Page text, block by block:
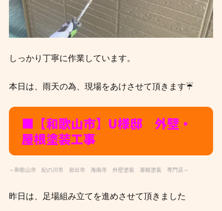
しっかり丁寧に作業しています。
本日は、雨天の為、現場をあけさせて頂きます☔
■【和歌山市】U様邸 外壁・
屋根塗装工事
～和歌山市 紀の川市 岩出市 海南市 外壁塗装 屋根塗装 専門店～
昨日は、足場組み立てを進めさせて頂きました